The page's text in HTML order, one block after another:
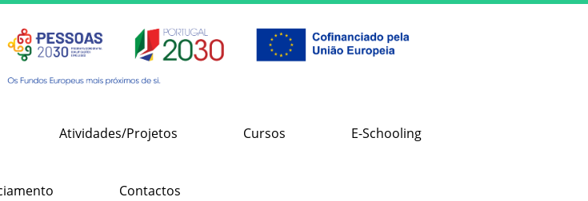
Atividades/Projetos Cursos E-Schooling
Contactos